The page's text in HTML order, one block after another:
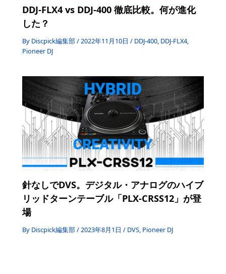
DDJ-FLX4 vs DDJ-400 徹底比較。何が進化
した？
By Discpick編集部/2022年11月10日/ DDJ-400, DDJ-FLX4,
Pioneer DJ
針なしでDVS。デジタル・アナログのハイブ
リッドターンテーブル「PLX-CRSS12」が登
場
By Discpick編集部/2023年8月1日/ DVS, Pioneer DJ